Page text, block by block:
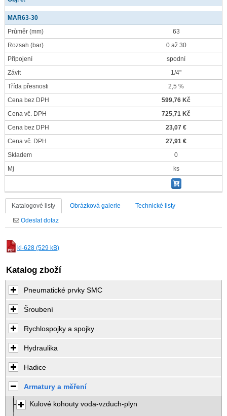
MAR63-30
Průměr (mm)
63
Rozsah (bar)
0 až 30
Připojení
spodní
Závit
1/4"
Třída přesnosti
2,5 %
Cena bez DPH
599,76 Kč
Cena vč. DPH
725,71 Kč
Cena bez DPH
23,07 €
Cena vč. DPH
27,91 €
Skladem
0
Mj
ks
Katalogové listy Obrázková galerie Technické listy
Odeslat dotaz
kl-628 (529 kB)
Katalog zboží
Pneumatické prvky SMC
Šroubení
Rychlospojky a spojky
Hydraulika
Hadice
Armatury a měření
Kulové kohouty voda-vzduch-plyn